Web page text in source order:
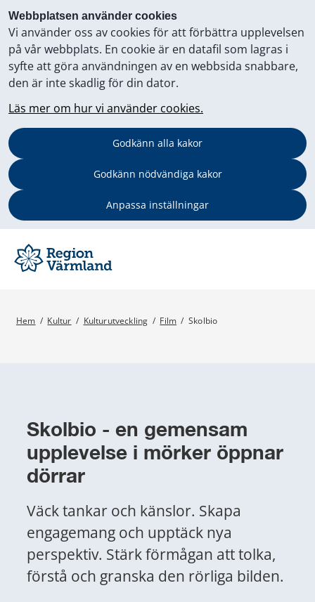
Webbplatsen använder cookies
Vi använder oss av cookies för att förbättra upplevelsen
på vår webbplats. En cookie är en datafil som lagras i
syfte att göra användningen av en webbsida snabbare,
den är inte skadlig för din dator.
Läs mer om hur vi använder cookies.
Godkänn alla kakor
Godkänn nödvändiga kakor
Anpassa inställningar
Hem / Kultur / Kulturutveckling / Film / Skolbio
Skolbio - en gemensam
upplevelse i mörker öppnar
dörrar
Väck tankar och känslor. Skapa
engagemang och upptäck nya
perspektiv. Stärk förmågan att tolka,
förstå och granska den rörliga bilden.